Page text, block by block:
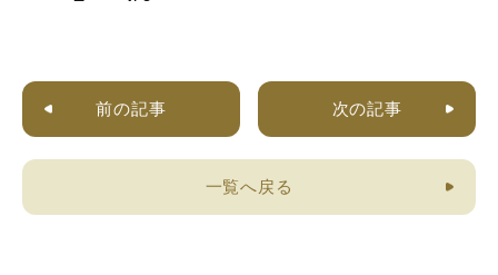
前の記事 次の記事
一覧へ戻る